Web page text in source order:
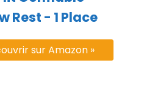
Rest - 1 Place
sur Amazon »